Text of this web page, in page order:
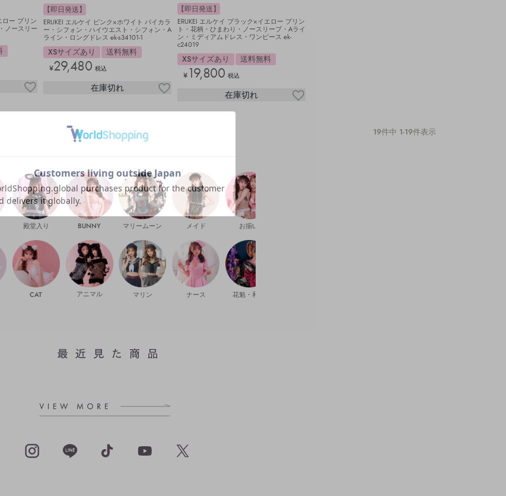
ロー プリン
ノースリー
【即日発送】
ERUKEI エルケイ ピンク×ホワイト バイカラ
ー・シフォン・ハイウエスト・シフォン・A
ライン・ロングドレス ek-s34101-1
XSサイズあり 送料無料
¥29,480 税込
在庫切れ
【即日発送】
ERUKEI エルケイ ブラック×イエロー プリン
ト・花柄・ひまわり・ノースリーブ・Aライ
ン・ミディアムドレス・ワンピース ek-
c24019
XSサイズあり 送料無料
¥19,800 税込
在庫切れ
19件中 1-19件表示
殿堂入り
CAT
BUNNY
アニマル
マリームーン
マリン
メイド
ナース
お揃い
花魁・和柄